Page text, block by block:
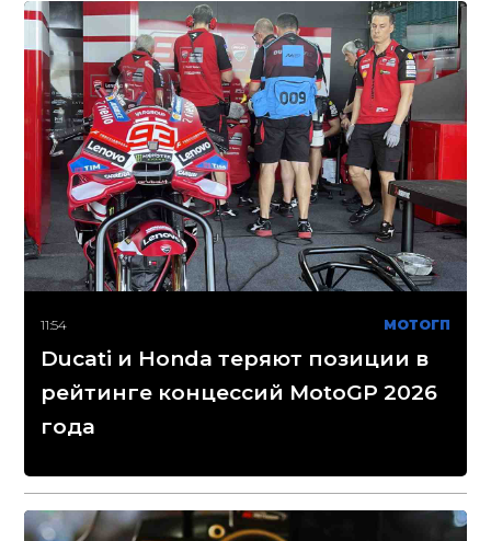
11:54 МОТОГП
Ducati и Honda теряют позиции в
рейтинге концессий MotoGP 2026
года